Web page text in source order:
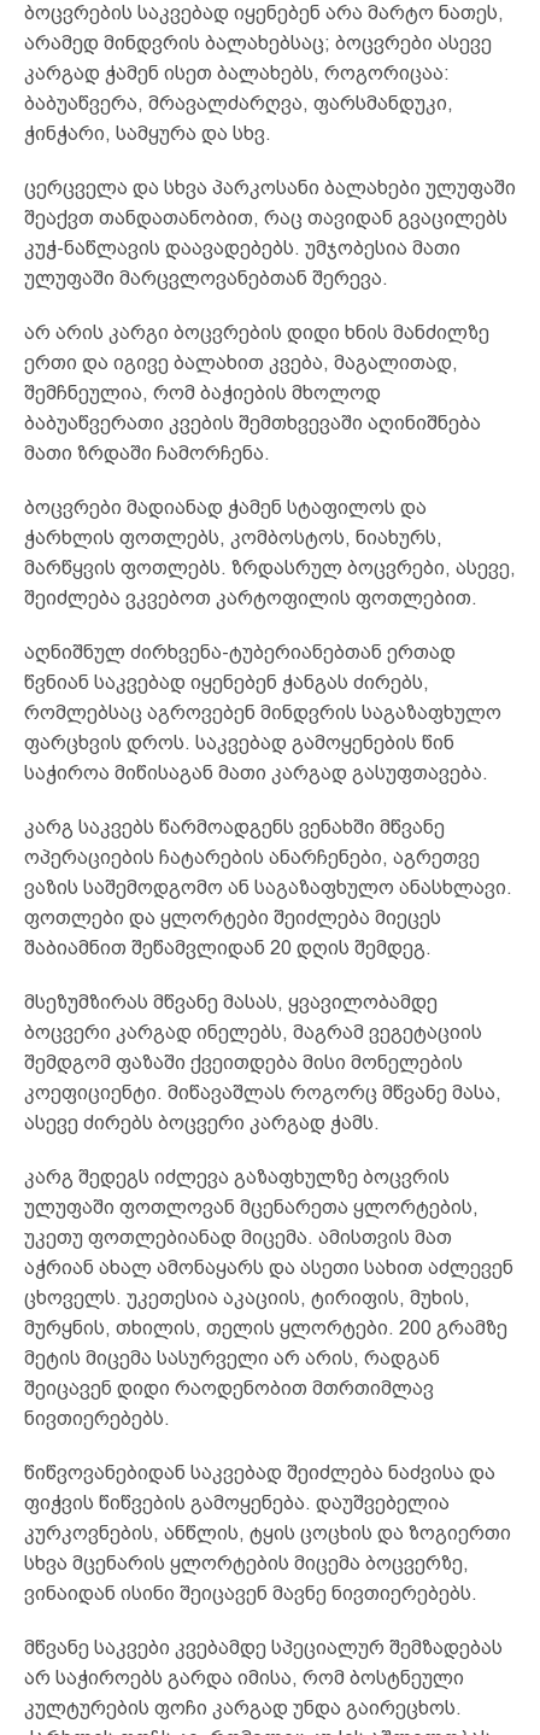
ბოცვრების საკვებად იყენებენ არა მარტო ნათეს,
არამედ მინდვრის ბალახებსაც; ბოცვრები ასევე
კარგად ჭამენ ისეთ ბალახებს, როგორიცაა:
ბაბუაწვერა, მრავალძარღვა, ფარსმანდუკი,
ჭინჭარი, სამყურა და სხვ.
ცერცველა და სხვა პარკოსანი ბალახები ულუფაში
შეაქვთ თანდათანობით, რაც თავიდან გვაცილებს
კუჭ-ნაწლავის დაავადებებს. უმჯობესია მათი
ულუფაში მარცვლოვანებთან შერევა.
არ არის კარგი ბოცვრების დიდი ხნის მანძილზე
ერთი და იგივე ბალახით კვება, მაგალითად,
შემჩნეულია, რომ ბაჭიების მხოლოდ
ბაბუაწვერათი კვების შემთხვევაში აღინიშნება
მათი ზრდაში ჩამორჩენა.
ბოცვრები მადიანად ჭამენ სტაფილოს და
ჭარხლის ფოთლებს, კომბოსტოს, ნიახურს,
მარწყვის ფოთლებს. ზრდასრულ ბოცვრები, ასევე,
შეიძლება ვკვებოთ კარტოფილის ფოთლებით.
აღნიშნულ ძირხვენა-ტუბერიანებთან ერთად
წვნიან საკვებად იყენებენ ჭანგას ძირებს,
რომლებსაც აგროვებენ მინდვრის საგაზაფხულო
ფარცხვის დროს. საკვებად გამოყენების წინ
საჭიროა მიწისაგან მათი კარგად გასუფთავება.
კარგ საკვებს წარმოადგენს ვენახში მწვანე
ოპერაციების ჩატარების ანარჩენები, აგრეთვე
ვაზის საშემოდგომო ან საგაზაფხულო ანასხლავი.
ფოთლები და ყლორტები შეიძლება მიეცეს
შაბიამნით შეწამვლიდან 20 დღის შემდეგ.
მსეზუმზირას მწვანე მასას, ყვავილობამდე
ბოცვერი კარგად ინელებს, მაგრამ ვეგეტაციის
შემდგომ ფაზაში ქვეითდება მისი მონელების
კოეფიციენტი. მიწავაშლას როგორც მწვანე მასა,
ასევე ძირებს ბოცვერი კარგად ჭამს.
კარგ შედეგს იძლევა გაზაფხულზე ბოცვრის
ულუფაში ფოთლოვან მცენარეთა ყლორტების,
უკეთუ ფოთლებიანად მიცემა. ამისთვის მათ
აჭრიან ახალ ამონაყარს და ასეთი სახით აძლევენ
ცხოველს. უკეთესია აკაციის, ტირიფის, მუხის,
მურყნის, თხილის, თელის ყლორტები. 200 გრამზე
მეტის მიცემა სასურველი არ არის, რადგან
შეიცავენ დიდი რაოდენობით მთრთიმლავ
ნივთიერებებს.
წიწვოვანებიდან საკვებად შეიძლება ნაძვისა და
ფიჭვის წიწვების გამოყენება. დაუშვებელია
კურკოვნების, ანწლის, ტყის ცოცხის და ზოგიერთი
სხვა მცენარის ყლორტების მიცემა ბოცვერზე,
ვინაიდან ისინი შეიცავენ მავნე ნივთიერებებს.
მწვანე საკვები კვებამდე სპეციალურ შემზადებას
არ საჭიროებს გარდა იმისა, რომ ბოსტნეული
კულტურების ფოჩი კარგად უნდა გაირეცხოს.